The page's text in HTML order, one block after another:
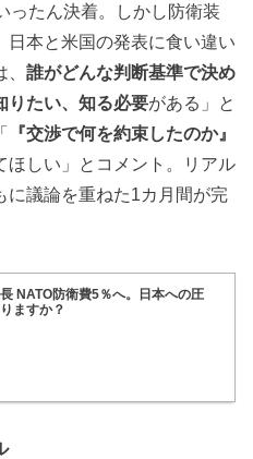
ったん決着。しかし防衛装
本と米国の発表に食い違い
誰がどんな判断基準で決め
りたい、知る必要がある」と
『交渉で何を約束したのか』
ほしい」とコメント。リアル
に議論を重ねた1カ月間が完
NATO防衛費5％へ。日本への圧
ますか？